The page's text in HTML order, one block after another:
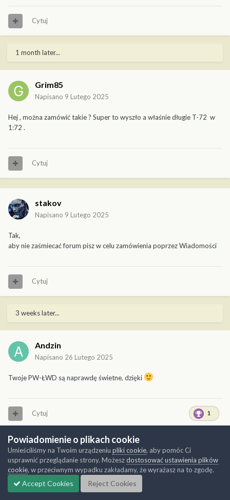
Cytuj
1 month later...
Grim85
Napisano 9 Lutego 2025
Hej , można zamówić takie ? Super to wyszło a właśnie długie T-72 w
1:72 .
Cytuj
stakov
Napisano 9 Lutego 2025
Tak,
aby nie zaśmiecać forum pisz w celu zamówienia poprzez Wiadomości
Cytuj
3 weeks later...
Andzin
Napisano 26 Lutego 2025
Twoje PW-ŁWD są naprawdę świetne, dzięki
1
Cytuj
2 weeks later...
mysiek13
Napisano 10 Marca 2025
Powiadomienie o plikach cookie
Umieściliśmy na Twoim urządzeniu pliki cookie, aby pomóc Ci
usprawnić przeglądanie strony. Możeszdostosować ustawienia plików
cookie, w przeciwnym wypadku zakładamy, że wyrażasz na to zgodę.
Accept Cookies Reject Cookies